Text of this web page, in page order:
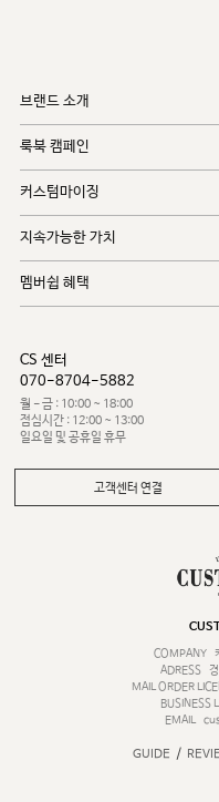
브랜드 소개
룩북 캠페인
커스텀마이징
지속가능한 가치
멤버쉽 혜택
CS 센터
070-8704-5882
월 - 금 : 10:00 ~ 18:00
점심시간 : 12:00 ~ 13:00
일요일 및 공휴일 휴무
고객센터 연결
COMPANY
ADRESS
MAIL ORDER
BUSINESS
EMAIL
GUIDE /